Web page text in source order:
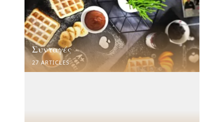
Συνταγές
27 ARTICLES